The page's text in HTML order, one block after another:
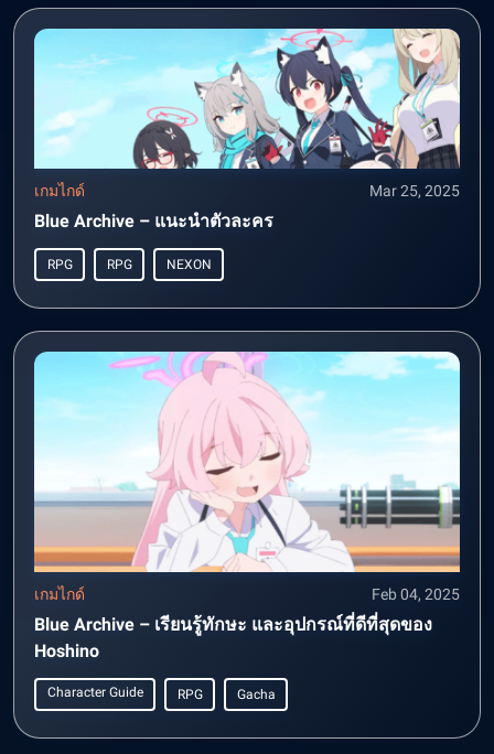
เกมไกด์ Mar 25, 2025
Blue Archive – แนะนำตัวละคร
RPG RPG NEXON
เกมไกด์ Feb 04, 2025
Blue Archive – เรียนรู้ทักษะ และอุปกรณ์ที่ดีที่สุดของ
Hoshino
Character Guide RPG Gacha